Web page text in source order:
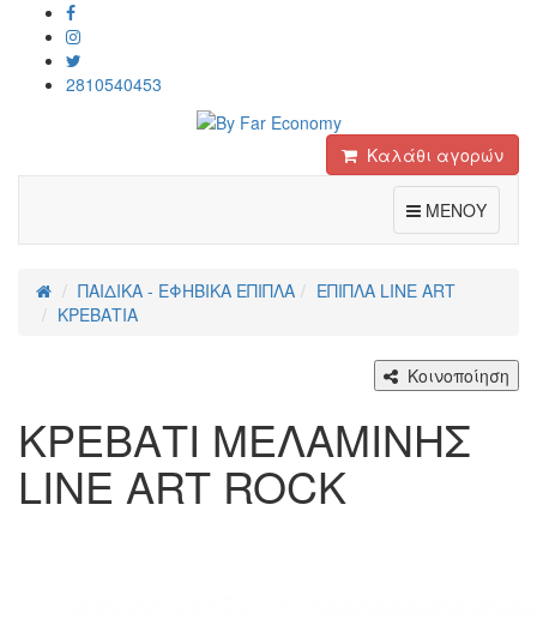
2810540453
Καλάθι αγορών
ΜΕΝΟΥ
ΠΑΙΔΙΚΑ - ΕΦΗΒΙΚΑ ΕΠΙΠΛΑ
ΕΠΙΠΛΑ LINE ART
ΚΡΕΒΑΤΙΑ
Κοινοποίηση
ΚΡΕΒΑΤΙ ΜΕΛΑΜΙΝΗΣ
LINE ART ROCK